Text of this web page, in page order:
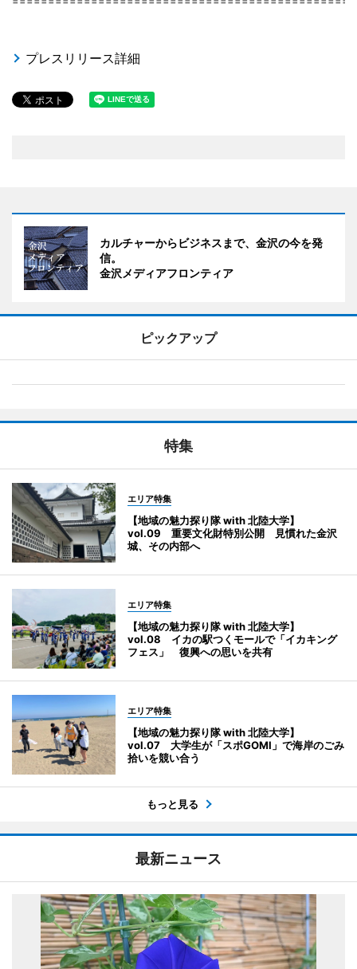
プレスリリース詳細
カルチャーからビジネスまで、金沢の今を発
信。
金沢メディアフロンティア
ピックアップ
特集
エリア特集
【地域の魅力探り隊 with 北陸大学】
vol.09 重要文化財特別公開 見慣れた金沢
城、その内部へ
エリア特集
【地域の魅力探り隊 with 北陸大学】
vol.08 イカの駅つくモールで「イカキング
フェス」 復興への思いを共有
エリア特集
【地域の魅力探り隊 with 北陸大学】
vol.07 大学生が「スポGOMI」で海岸のごみ
拾いを競い合う
もっと見る
最新ニュース